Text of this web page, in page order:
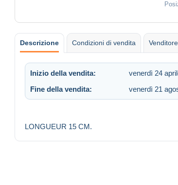
Descrizione Condizioni di vendita Venditore
Inizio della vendita: venerdì 24
Fine della vendita:
venerdì 21
LONGUEUR 15 CM.